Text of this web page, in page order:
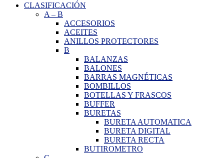
CLASIFICACIÓN
A– B
ACCESORIOS
ACEITES
ANILLOS PROTECTORES
B
BALANZAS
BALONES
BARRAS MAGNÉTICAS
BOMBILLOS
BOTELLAS Y FRASCOS
BUFFER
BURETAS
BURETA AUTOMATICA
BURETA DIGITAL
BURETA RECTA
BUTIROMETRO